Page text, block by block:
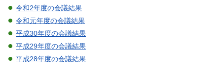
令和2年度の会議結果
令和元年度の会議結果
平成30年度の会議結果
平成29年度の会議結果
平成28年度の会議結果